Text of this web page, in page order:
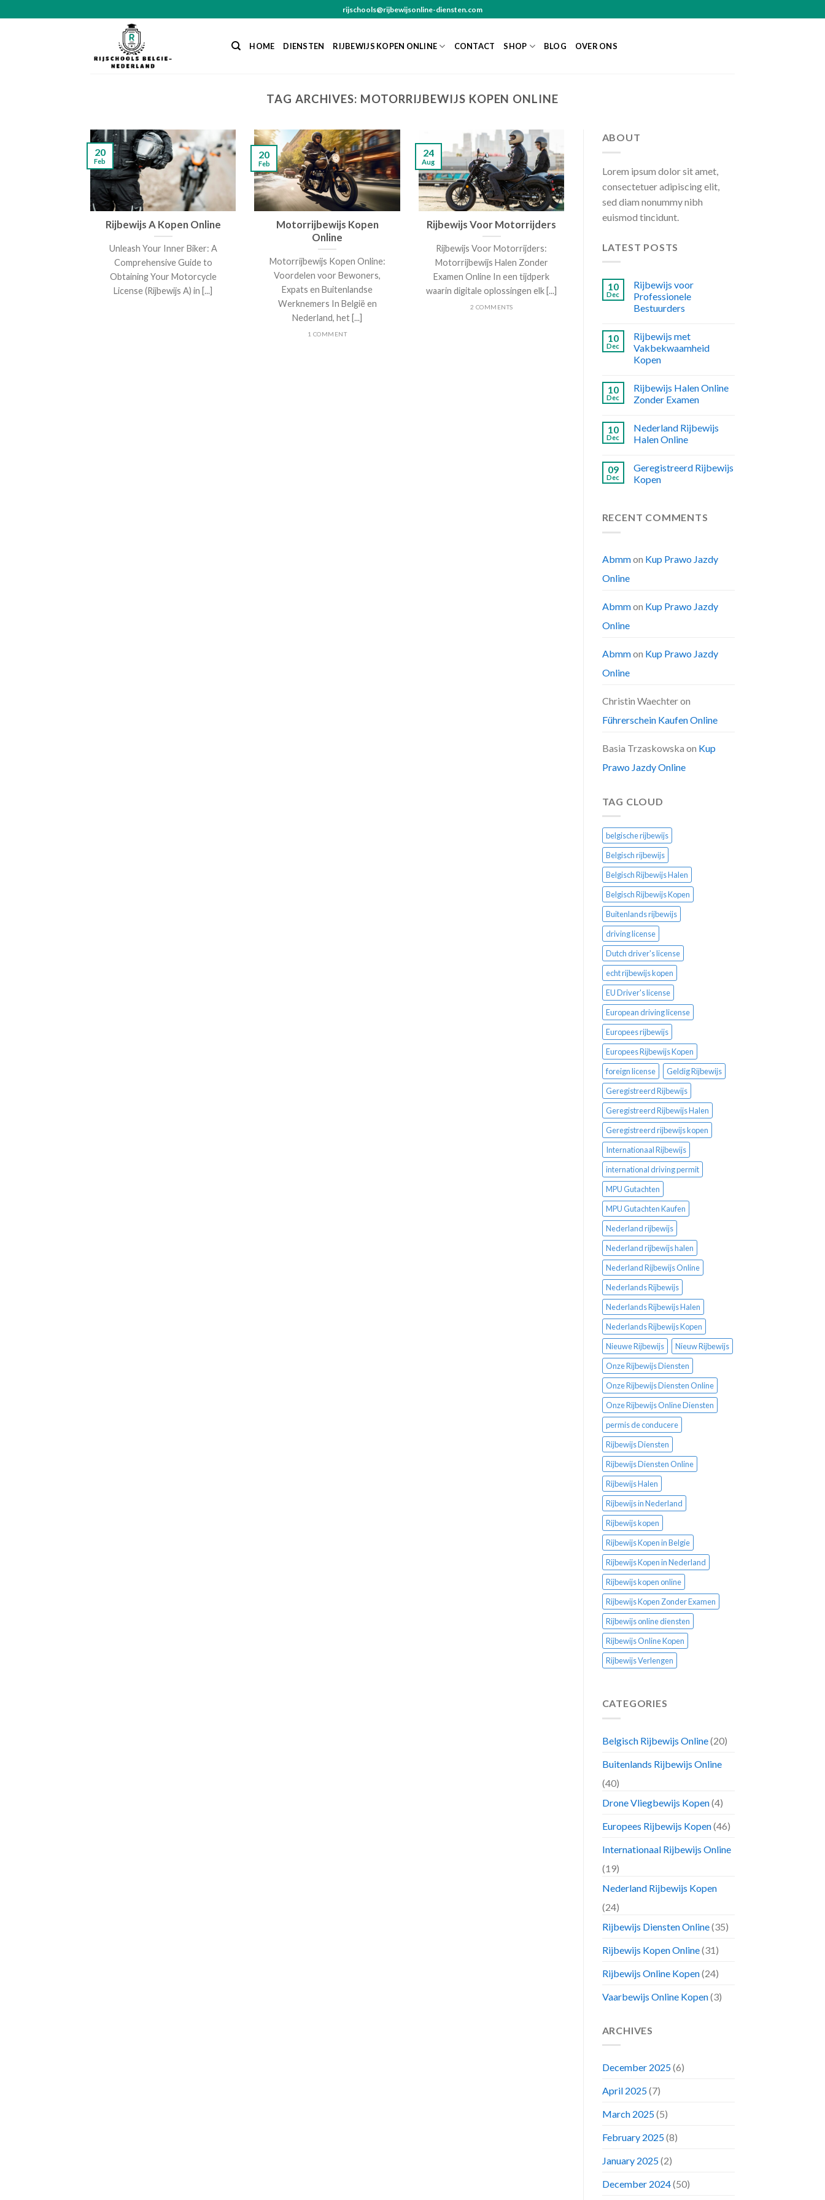
to
rijschools@rijbewijsonline-diensten.com
HOME DIENSTEN RIJBEWIJS KOPEN ONLINE CONTACT SHOP BLOG OVER ONS
TAG ARCHIVES: MOTORRIJBEWIJS KOPEN ONLINE
Rijbewijs A Kopen Online
Unleash Your Inner Biker: A
Comprehensive Guide to
Obtaining Your Motorcycle
License (Rijbewijs A) in [...]
20
Feb
Motorrijbewijs Kopen
Online
Motorrijbewijs Kopen Online:
Voordelen voor Bewoners,
Expats en Buitenlandse
Werknemers In België en
Nederland, het [...]
1 COMMENT
20
Feb
Rijbewijs Voor Motorrijders
Rijbewijs Voor Motorrijders:
Motorrijbewijs Halen Zonder
Examen Online In een tijdperk
waarin digitale oplossingen elk [...]
2 COMMENTS
24
Aug
ABOUT
Lorem ipsum dolor sit amet,
consectetuer adipiscing elit,
sed diam nonummy nibh
euismod tincidunt.
LATEST POSTS
10
Dec
Rijbewijs voor
Professionele
Bestuurders
10
Dec
Rijbewijs met
Vakbekwaamheid
Kopen
10
Dec
Rijbewijs Halen Online
Zonder Examen
10
Dec
Nederland Rijbewijs
Halen Online
09
Dec
Geregistreerd Rijbewijs
Kopen
RECENT COMMENTS
Abmmon Kup Prawo Jazdy
Online
Abmmon Kup Prawo Jazdy
Online
Abmmon Kup Prawo Jazdy
Online
Christin Waechteron
Führerschein Kaufen Online
Basia Trzaskowska on Kup
Prawo Jazdy Online
TAG CLOUD
belgische rijbewijs
Belgisch rijbewijs
Belgisch Rijbewijs Halen
Belgisch Rijbewijs Kopen
Buitenlands rijbewijs
driving license
Dutch driver's license
echt rijbewijs kopen
EU Driver's license
European driving license
Europees rijbewijs
Europees Rijbewijs Kopen
foreign license
Geldig Rijbewijs
Geregistreerd Rijbewijs
Geregistreerd Rijbewijs Halen
Geregistreerd rijbewijs kopen
Internationaal Rijbewijs
international driving permit
MPU Gutachten
MPU Gutachten Kaufen
Nederland rijbewijs
Nederland rijbewijs halen
Nederland Rijbewijs Online
Nederlands Rijbewijs
Nederlands Rijbewijs Halen
Nederlands Rijbewijs Kopen
Nieuwe Rijbewijs
Nieuw Rijbewijs
Onze Rijbewijs Diensten
Onze Rijbewijs Diensten Online
Onze Rijbewijs Online Diensten
permis de conducere
Rijbewijs Diensten
Rijbewijs Diensten Online
Rijbewijs Halen
Rijbewijs in Nederland
Rijbewijs kopen
Rijbewijs Kopen in Belgie
Rijbewijs Kopen in Nederland
Rijbewijs kopen online
Rijbewijs Kopen Zonder Examen
Rijbewijs online diensten
Rijbewijs Online Kopen
Rijbewijs Verlengen
CATEGORIES
Belgisch Rijbewijs Online(20)
Buitenlands Rijbewijs Online
(40)
Drone Vliegbewijs Kopen(4)
Europees Rijbewijs Kopen(46)
Internationaal Rijbewijs Online
(19)
Nederland Rijbewijs Kopen
(24)
Rijbewijs Diensten Online(35)
Rijbewijs Kopen Online(31)
Rijbewijs Online Kopen(24)
Vaarbewijs Online Kopen(3)
ARCHIVES
December 2025(6)
April 2025(7)
March 2025(5)
February 2025(8)
January 2025(2)
December 2024(50)